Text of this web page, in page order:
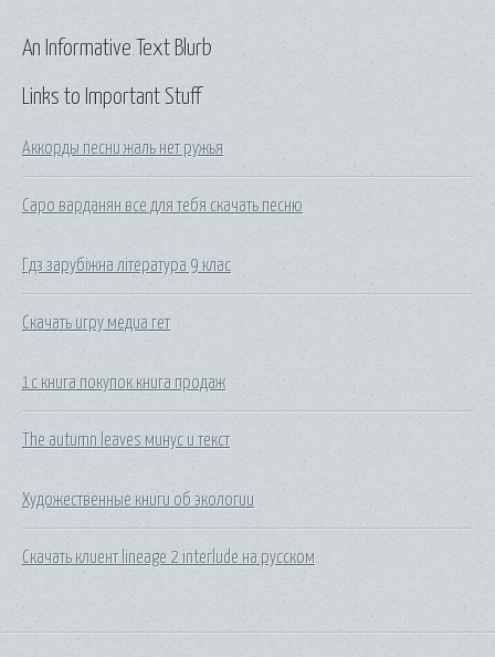
Links to Important Stuff
Аккорды песни жаль нет ружья
Саро варданян все для тебя скачать песню
Гдз зарубіжна література 9 клас
Скачать игру медиа гет
1с книга покупок книга продаж
The autumn leaves минус и текст
Художественные книги об экологии
Скачать клиент lineage 2 interlude на русском
An Informative Text Blurb